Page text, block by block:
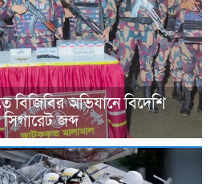
বিজিবির অভিযানে বিদেশি
জব্দ